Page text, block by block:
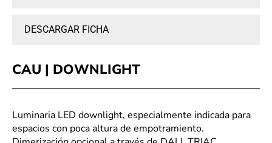
DESCARGAR FICHA
CAU | DOWNLIGHT
Luminaria LED downlight, especialmente indicada para
espacios con poca altura de empotramiento.